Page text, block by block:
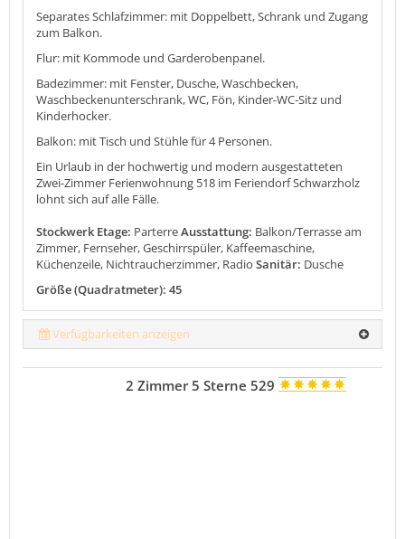
Separates Schlafzimmer: mit Doppelbett, Schrank und Zugang
zum Balkon.
Flur: mit Kommode und Garderobenpanel.
Badezimmer: mit Fenster, Dusche, Waschbecken,
Waschbeckenunterschrank, WC, Fön, Kinder-WC-Sitz und
Kinderhocker.
Balkon: mit Tisch und Stühle für 4 Personen.
Ein Urlaub in der hochwertig und modern ausgestatteten
Zwei-Zimmer Ferienwohnung 518 im Feriendorf Schwarzholz
lohnt sich auf alle Fälle.
Stockwerk Etage: ParterreAusstattung: Balkon/Terrasse am
Zimmer, Fernseher, Geschirrspüler, Kaffeemaschine,
Küchenzeile, Nichtraucherzimmer, Radio Sanitär: Dusche
Größe (Quadratmeter): 45
Verfügbarkeiten anzeigen
2 Zimmer 5 Sterne 529